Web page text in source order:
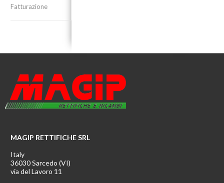
Fatturazione
MAGIP RETTIFICHE SRL
Italy
36030 Sarcedo (VI)
via del Lavoro 11